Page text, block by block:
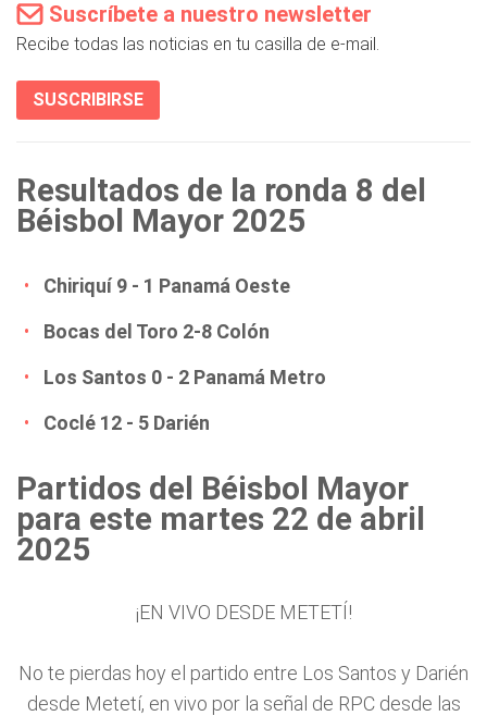
Suscríbete a nuestro newsletter
Recibe todas las noticias en tu casilla de e-mail.
SUSCRIBIRSE
Resultados de la ronda 8 del
Béisbol Mayor 2025
Chiriquí 9 - 1 Panamá Oeste
Bocas del Toro 2-8 Colón
Los Santos 0 - 2 Panamá Metro
Coclé 12 - 5 Darién
Partidos del Béisbol Mayor
para este martes 22 de abril
2025
¡EN VIVO DESDE METETÍ!
No te pierdas hoy el partido entre Los Santos y Darién
desde Metetí, en vivo por la señal de RPC desde las